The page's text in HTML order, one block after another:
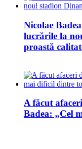
Nicolae
lucrările la
proastă
A făcut
Badea: „Cel